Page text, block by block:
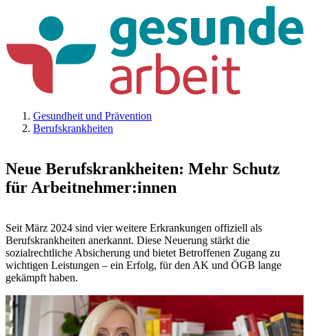
Gesundheit und Prävention
Berufskrankheiten
Neue Berufskrankheiten: Mehr Schutz
für Arbeitnehmer:innen
Seit März 2024 sind vier weitere Erkrankungen offiziell als
Berufskrankheiten anerkannt. Diese Neuerung stärkt die
sozialrechtliche Absicherung und bietet Betroffenen Zugang zu
wichtigen Leistungen – ein Erfolg, für den AK und ÖGB lange
gekämpft haben.